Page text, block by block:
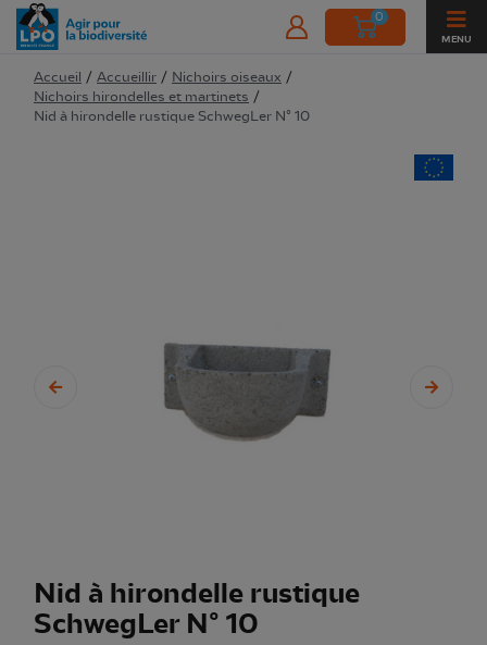
0
MENU
Accueil / Accueillir / Nichoirs oiseaux /
Nichoirs hirondelles et martinets /
Nid à hirondelle rustique SchwegLer N° 10
Nid à hirondelle rustique
SchwegLer N° 10